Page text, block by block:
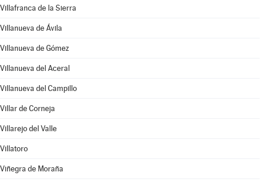
Villafranca de la Sierra
Villanueva de Ávila
Villanueva de Gómez
Villanueva del Aceral
Villanueva del Campillo
Villar de Corneja
Villarejo del Valle
Villatoro
Viñegra de Moraña